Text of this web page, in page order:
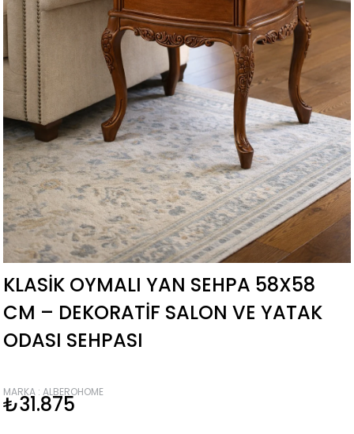
KLASIK OYMALI YAN SEHPA 58X58
CM – DEKORATIF SALON VE YATAK
ODASI SEHPASI
MARKA : ALBEROHOME
₺31.875